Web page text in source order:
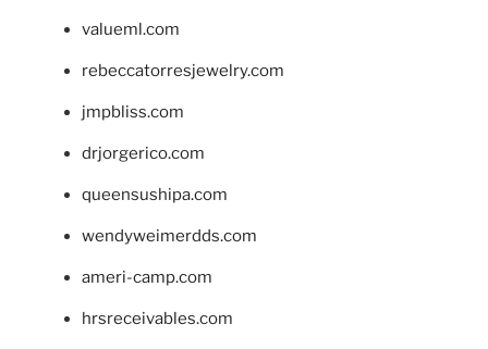
valueml.com
rebeccatorresjewelry.com
jmpbliss.com
drjorgerico.com
queensushipa.com
wendyweimerdds.com
ameri-camp.com
hrsreceivables.com